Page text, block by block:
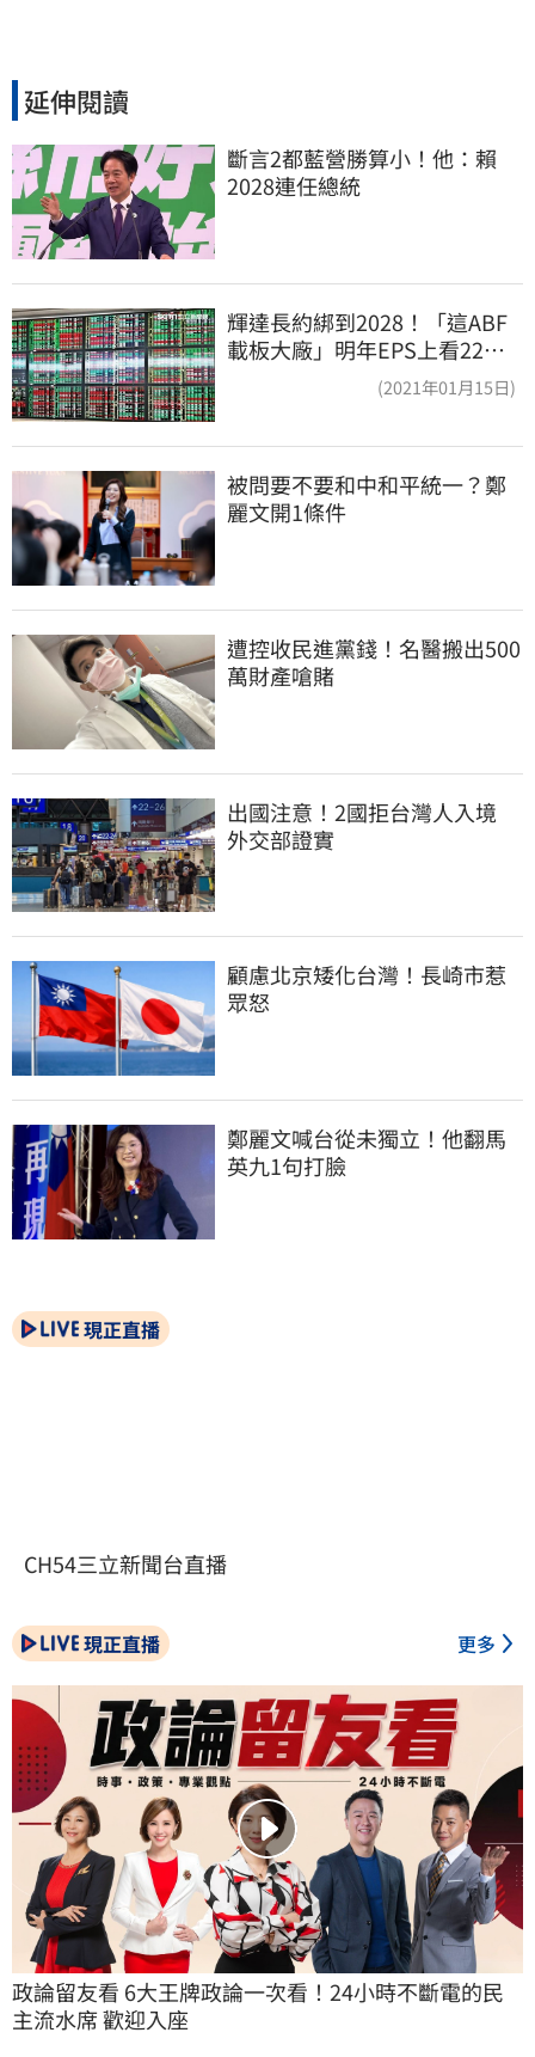
延伸閱讀
斷言2都藍營勝算小！他：賴
2028連任總統
輝達長約綁到2028！「這ABF
載板大廠」明年EPS上看22
元 目標價至1000元(2021年01月15日)
被問要不要和中和平統一？鄭
麗文開1條件
遭控收民進黨錢！名醫搬出500
萬財產嗆賭
出國注意！2國拒台灣人入境
外交部證實
顧慮北京矮化台灣！長崎市惹
眾怒
鄭麗文喊台從未獨立！他翻馬
英九1句打臉
現正直播
CH54三立新聞台直播
現正直播 更多
政論留友看 6大王牌政論一次看！24小時不斷電的民
主流水席 歡迎入座